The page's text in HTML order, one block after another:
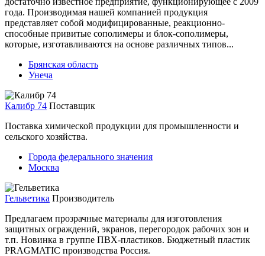
года. Производимая нашей компанией продукция
представляет собой модифицированные, реакционно-
способные привитые сополимеры и блок-сополимеры,
которые, изготавливаются на основе различных типов...
Брянская область
Унеча
Калибр 74 Поставщик
Поставка химической продукции для промышленности и
сельского хозяйства.
Города федерального значения
Москва
Гельветика Производитель
Предлагаем прозрачные материалы для изготовления
защитных ограждений, экранов, перегородок рабочих зон и
т.п. Новинка в группе ПВХ-пластиков. Бюджетный пластик
PRAGMATIC производства Россия.